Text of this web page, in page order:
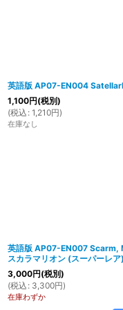
英語版 AP07-EN004
1,100円(税別)
(税込 : 1,210円)
在庫なし
英語版 AP07-EN007
スカラマリオン (スーパーレア)
3,000円(税別)
(税込 : 3,300円)
在庫わずか